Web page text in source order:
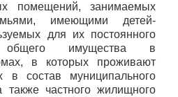
помещений, занимаемых
имеющими детей-
для их постоянного
имущества в
в которых проживают
в состав муниципального
частного жилищного